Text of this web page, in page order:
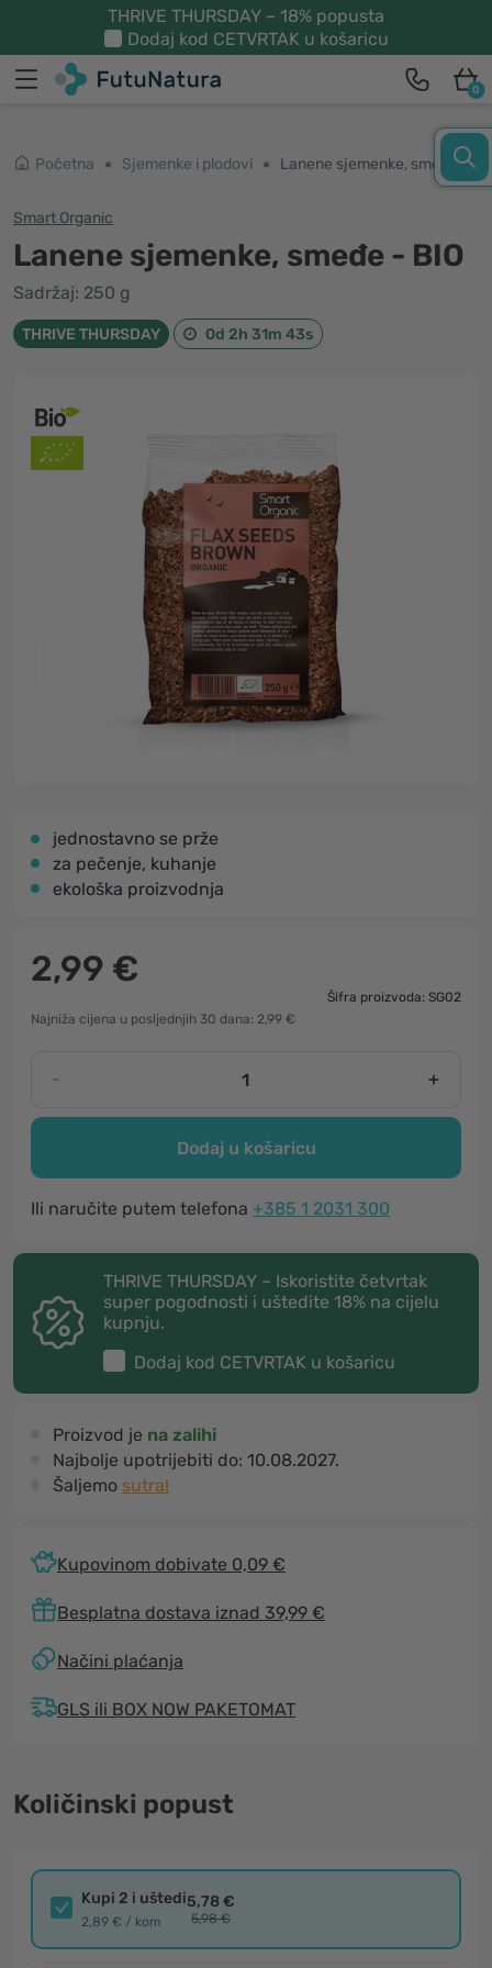
THRIVE THURSDAY – 18% popusta
Dodaj kod CETVRTAK u košaricu
0
Početna Sjemenke i plodovi Lanene sjemenke, smeđe - BIO
Smart Organic
Lanene sjemenke, smeđe - BIO
Sadržaj: 250 g
THRIVE THURSDAY 0d 2h 31m 43s
jednostavno se prže
za pečenje, kuhanje
ekološka proizvodnja
2,99 €
Šifra proizvoda: SG02
Najniža cijena u posljednjih 30 dana: 2,99 €
- +
Dodaj u košaricu
Ili naručite putem telefona +385 1 2031 300
THRIVE THURSDAY – Iskoristite četvrtak
super pogodnosti i uštedite 18% na cijelu
kupnju.
Dodaj kod CETVRTAK u košaricu
Proizvod je na zalihi
Najbolje upotrijebiti do: 10.08.2027.
Šaljemo sutra!
Kupovinom dobivate 0,09 €
Besplatna dostava iznad 39,99 €
Načini plaćanja
GLS ili BOX NOW PAKETOMAT
Količinski popust
Kupi 2 i uštedi
2,89 € / kom
5,78 €
5,98 €